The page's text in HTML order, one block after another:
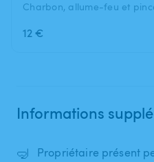
Charbon, allume-feu et
12 €
Informations
🤿 Propriétaire présent